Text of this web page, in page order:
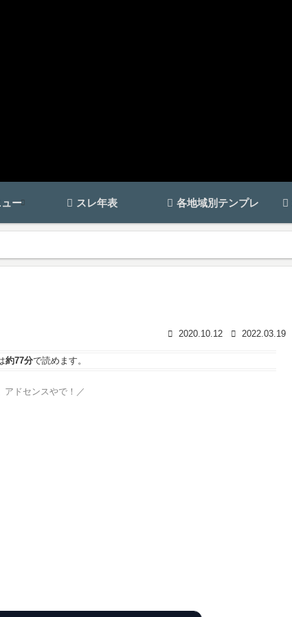
ー スレ年表 各地域別テンプレ
2020.10.12 2022.03.19
約77分で読めます。
アドセンスやで！／